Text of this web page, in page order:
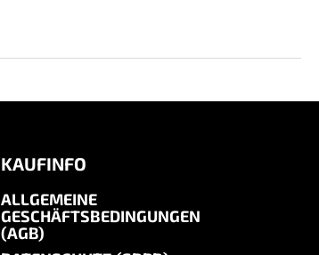
KAUFINFO
ALLGEMEINE
GESCHÄFTSBEDINGUNGEN
(AGB)